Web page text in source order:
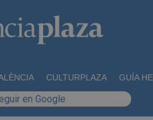
CULTURPLAZA GUÍA
en Google